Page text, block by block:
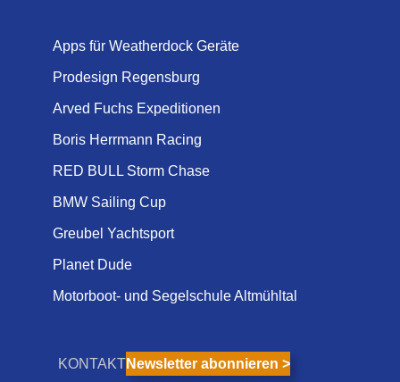
Apps für Weatherdock Geräte
Prodesign Regensburg
Arved Fuchs Expeditionen
Boris Herrmann Racing
RED BULL Storm Chase
BMW Sailing Cup
Greubel Yachtsport
Planet Dude
Motorboot- und Segelschule Altmühltal
KONTAKTNewsletter abonnieren >